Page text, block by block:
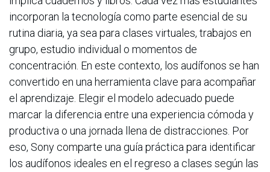
incorporan la tecnología como parte esencial de su
rutina diaria, ya sea para clases virtuales, trabajos en
grupo, estudio individual o momentos de
concentración. En este contexto, los audífonos se han
convertido en una herramienta clave para acompañar
el aprendizaje. Elegir el modelo adecuado puede
marcar la diferencia entre una experiencia cómoda y
productiva o una jornada llena de distracciones. Por
eso, Sony comparte una guía práctica para identificar
los audífonos ideales en el regreso a clases según las